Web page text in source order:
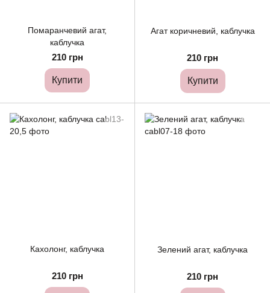
Помаранчевий агат,
каблучка
210 грн
Купити
Агат коричневий, каблучка
210 грн
Купити
Кахолонг, каблучка
210 грн
Зелений агат, каблучка
210 грн